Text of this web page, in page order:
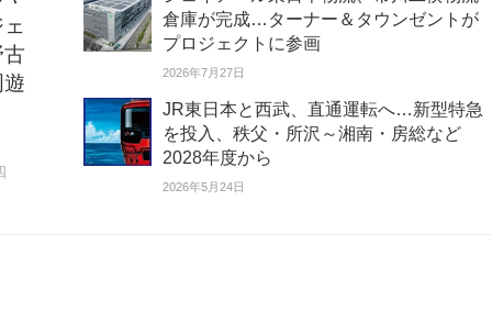
倉庫が完成…ターナー＆タウンゼントが
プロジェクトに参画
2026年7月27日
JR東日本と西武、直通運転へ…新型特急
を投入、秩父・所沢～湘南・房総など
2028年度から
2026年5月24日